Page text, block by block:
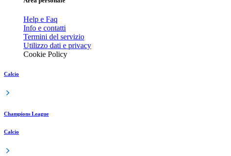
Help e Faq
Info e contatti
Termini del servizio
Utilizzo dati e privacy
Cookie Policy
Calcio
Champions League
Calcio